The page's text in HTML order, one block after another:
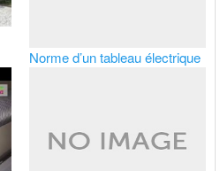
Norme d’un tableau électrique